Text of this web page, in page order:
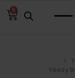
0
Yeezy